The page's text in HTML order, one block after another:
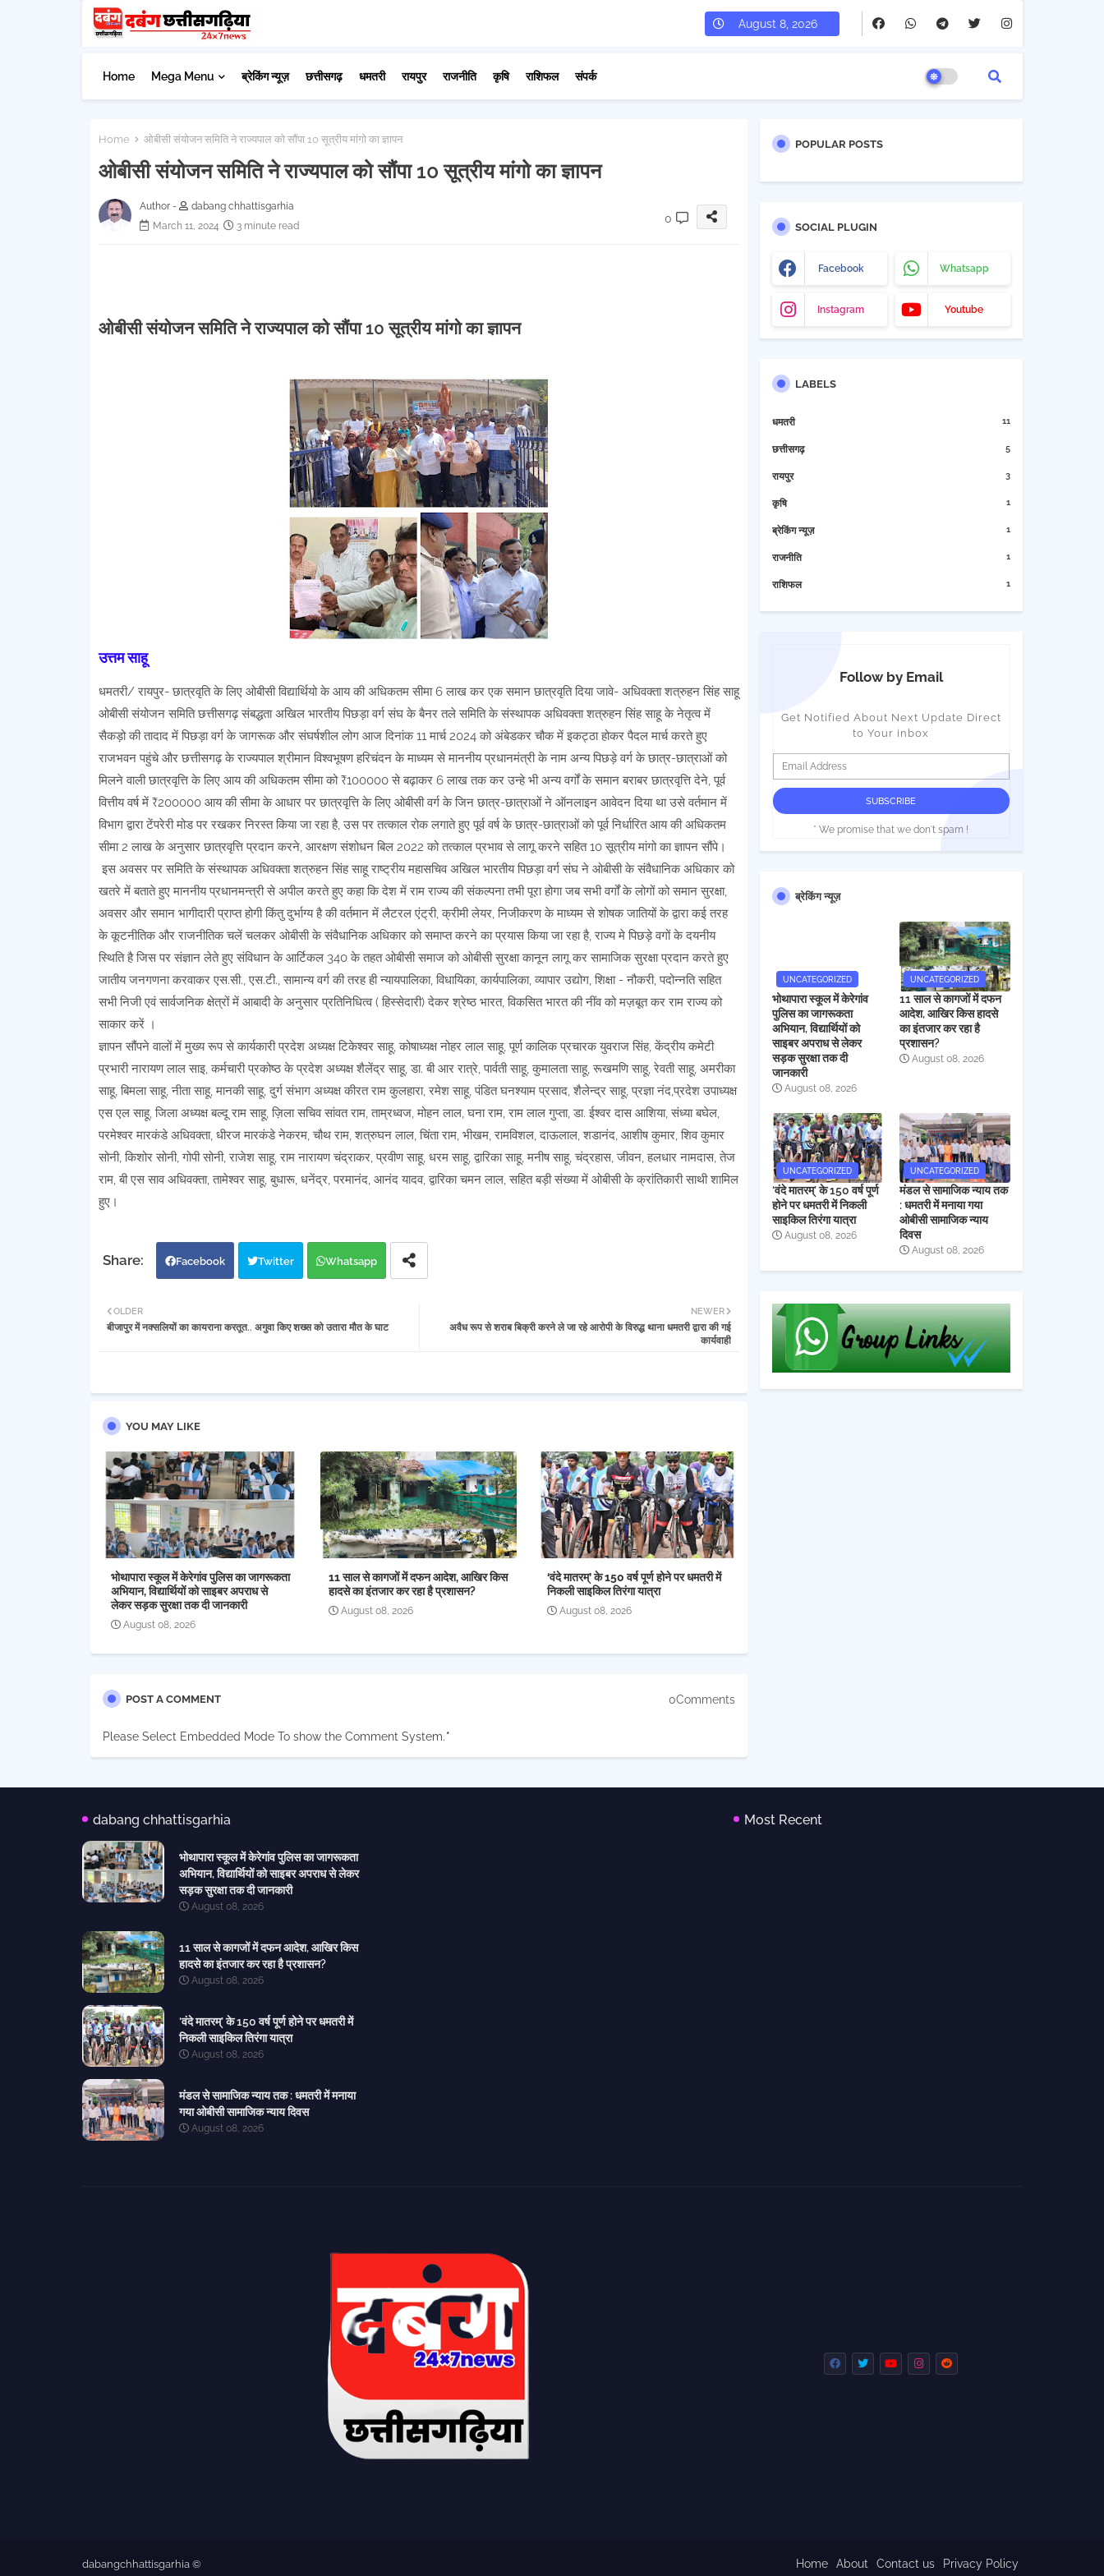
August 8, 2026
Home Mega Menu ब्रेकिंग न्यूज़ छत्तीसगढ़ धमतरी रायपुर राजनीति कृषि राशिफल संपर्क
Home ओबीसी संयोजन समिति ने राज्यपाल को सौंपा 10 सूत्रीय मांगो का ज्ञापन
ओबीसी संयोजन समिति ने राज्यपाल को सौंपा 10 सूत्रीय मांगो का ज्ञापन
Author -
dabang chhattisgarhia
March 11, 2024
3 minute read
0
ओबीसी संयोजन समिति ने राज्यपाल को सौंपा 10 सूत्रीय मांगो का ज्ञापन
उत्तम साहू
धमतरी/ रायपुर- छात्रवृति के लिए ओबीसी विद्यार्थियो के आय की अधिकतम सीमा 6 लाख कर एक समान छात्रवृति दिया जावे- अधिवक्ता शत्रुहन सिंह साहू
ओबीसी संयोजन समिति छत्तीसगढ़ संबद्धता अखिल भारतीय पिछड़ा वर्ग संघ के बैनर तले समिति के संस्थापक अधिवक्ता शत्रुहन सिंह साहू के नेतृत्व में
सैकड़ो की तादाद में पिछड़ा वर्ग के जागरूक और संघर्षशील लोग आज दिनांक 11 मार्च 2024 को अंबेडकर चौक में इकट्ठा होकर पैदल मार्च करते हुए
राजभवन पहुंचे और छत्तीसगढ़ के राज्यपाल श्रीमान विश्वभूषण हरिचंदन के माध्यम से माननीय प्रधानमंत्री के नाम अन्य पिछड़े वर्ग के छात्र-छात्राओं को
मिलने वाली छात्रवृत्ति के लिए आय की अधिकतम सीमा को ₹100000 से बढ़ाकर 6 लाख तक कर उन्हे भी अन्य वर्गों के समान बराबर छात्रवृत्ति देने, पूर्व
वित्तीय वर्ष में ₹200000 आय की सीमा के आधार पर छात्रवृत्ति के लिए ओबीसी वर्ग के जिन छात्र-छात्राओं ने ऑनलाइन आवेदन दिया था उसे वर्तमान में
विभाग द्वारा टेंपरेरी मोड पर रखकर निरस्त किया जा रहा है, उस पर तत्काल रोक लगाते हुए पूर्व वर्ष के छात्र-छात्राओं को पूर्व निर्धारित आय की अधिकतम
सीमा 2 लाख के अनुसार छात्रवृत्ति प्रदान करने, आरक्षण संशोधन बिल 2022 को तत्काल प्रभाव से लागू करने सहित 10 सूत्रीय मांगो का ज्ञापन सौंपे।
इस अवसर पर समिति के संस्थापक अधिवक्ता शत्रुहन सिंह साहू राष्ट्रीय महासचिव अखिल भारतीय पिछड़ा वर्ग संघ ने ओबीसी के संवैधानिक अधिकार को
खतरे में बताते हुए माननीय प्रधानमन्त्री से अपील करते हुए कहा कि देश में राम राज्य की संकल्पना तभी पूरा होगा जब सभी वर्गों के लोगों को समान सुरक्षा,
अवसर और समान भागीदारी प्राप्त होगी किंतु दुर्भाग्य है की वर्तमान में लैटरल एंट्री, क्रीमी लेयर, निजीकरण के माध्यम से शोषक जातियों के द्वारा कई तरह
के कूटनीतिक और राजनीतिक चलें चलकर ओबीसी के संवैधानिक अधिकार को समाप्त करने का प्रयास किया जा रहा है, राज्य मे पिछड़े वगों के दयनीय
स्थिति है जिस पर संज्ञान लेते हुए संविधान के आर्टिकल 340 के तहत ओबीसी समाज को ओबीसी सुरक्षा कानून लागू कर सामाजिक सुरक्षा प्रदान करते हुए
जातीय जनगणना करवाकर एस.सी., एस.टी., सामान्य वर्ग की तरह ही न्यायपालिका, विधायिका, कार्यपालिका, व्यापार उद्योग, शिक्षा - नौकरी, पदोन्नति सहित
सभी निजी एवं सार्वजनिक क्षेत्रों में आबादी के अनुसार प्रतिनिधित्व ( हिस्सेदारी) देकर श्रेष्ठ भारत, विकसित भारत की नींव को मज़बूत कर राम राज्य को
साकार करें ।
ज्ञापन सौंपने वालों में मुख्य रूप से कार्यकारी प्रदेश अध्यक्ष टिकेश्वर साहू, कोषाध्यक्ष नोहर लाल साहू, पूर्ण कालिक प्रचारक युवराज सिंह, केंद्रीय कमेटी
प्रभारी नारायण लाल साइ, कर्मचारी प्रकोष्ठ के प्रदेश अध्यक्ष शैलेंद्र साहू, डा. बी आर रात्रे, पार्वती साहू, कुमालता साहू, रूखमणि साहू, रेवती साहू, अमरीका
साहू, बिमला साहू, नीता साहू, मानकी साहू, दुर्ग संभाग अध्यक्ष कीरत राम कुलहारा, रमेश साहू, पंडित घनश्याम प्रसाद, शैलेन्द्र साहू, प्रज्ञा नंद,प्रदेश उपाध्यक्ष
एस एल साहू, जिला अध्यक्ष बल्दू राम साहू, ज़िला सचिव सांवत राम, ताम्रध्वज, मोहन लाल, घना राम, राम लाल गुप्ता, डा. ईश्वर दास आशिया, संध्या बघेल,
परमेश्वर मारकंडे अधिवक्ता, धीरज मारकंडे नेकरम, चौथ राम, शत्रुघन लाल, चिंता राम, भीखम, रामविशल, दाऊलाल, शडानंद, आशीष कुमार, शिव कुमार
सोनी, किशोर सोनी, गोपी सोनी, राजेश साहू, राम नारायण चंद्राकर, प्रवीण साहू, धरम साहू, द्वारिका साहू, मनीष साहू, चंद्रहास, जीवन, हलधार नामदास, तेज
राम, बी एस साव अधिवक्ता, तामेश्वर साहू, बुधारू, धनेंद्र, परमानंद, आनंद यादव, द्वारिका चमन लाल, सहित बड़ी संख्या में ओबीसी के क्रांतिकारी साथी शामिल
हुए।
Facebook Twitter Whatsapp
NEWER
अवैध रूप से शराब बिक्री करने ले जा रहे आरोपी के विरुद्ध थाना धमतरी द्वारा की गई
कार्यवाही
OLDER
बीजापुर में नक्सलियों का कायराना करतूत.. अगुवा किए शख्स को उतारा मौत के घाट
YOU MAY LIKE
भोथापारा स्कूल में केरेगांव पुलिस का जागरूकता
अभियान, विद्यार्थियों को साइबर अपराध से
लेकर सड़क सुरक्षा तक दी जानकारी
August 08, 2026
11 साल से कागजों में दफन आदेश, आखिर किस
हादसे का इंतजार कर रहा है प्रशासन?
August 08, 2026
‘वंदे मातरम्’ के 150 वर्ष पूर्ण होने पर धमतरी में
निकली साइकिल तिरंगा यात्रा
August 08, 2026
POST A COMMENT 0Comments
Please Select Embedded Mode To show the Comment System.*
POPULAR POSTS
SOCIAL PLUGIN
Facebook Whatsapp
Instagram Youtube
LABELS
धमतरी 11
छत्तीसगढ़ 5
रायपुर 3
कृषि 1
ब्रेकिंग न्यूज़ 1
राजनीति 1
राशिफल 1
Follow by Email
Get Notified About Next Update Direct
to Your inbox
* We promise that we don't spam !
ब्रेकिंग न्यूज़
UNCATEGORIZED
भोथापारा स्कूल में केरेगांव
पुलिस का जागरूकता
अभियान, विद्यार्थियों को
साइबर अपराध से लेकर
सड़क सुरक्षा तक दी
जानकारी
August 08, 2026
UNCATEGORIZED
11 साल से कागजों में दफन
आदेश, आखिर किस हादसे
का इंतजार कर रहा है
प्रशासन?
August 08, 2026
UNCATEGORIZED
‘वंदे मातरम्’ के 150 वर्ष पूर्ण
होने पर धमतरी में निकली
साइकिल तिरंगा यात्रा
August 08, 2026
UNCATEGORIZED
मंडल से सामाजिक न्याय तक
: धमतरी में मनाया गया
ओबीसी सामाजिक न्याय
दिवस
August 08, 2026
dabang chhattisgarhia
भोथापारा स्कूल में केरेगांव पुलिस का जागरूकता
अभियान, विद्यार्थियों को साइबर अपराध से लेकर
सड़क सुरक्षा तक दी जानकारी
August 08, 2026
11 साल से कागजों में दफन आदेश, आखिर किस
हादसे का इंतजार कर रहा है प्रशासन?
August 08, 2026
‘वंदे मातरम्’ के 150 वर्ष पूर्ण होने पर धमतरी में
निकली साइकिल तिरंगा यात्रा
August 08, 2026
मंडल से सामाजिक न्याय तक : धमतरी में मनाया
गया ओबीसी सामाजिक न्याय दिवस
August 08, 2026
Most Recent
dabangchhattisgarhia © Home About Contact us Privacy Policy